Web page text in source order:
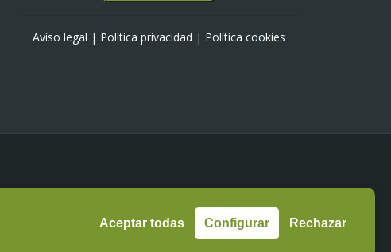
Aceptar todas Configurar Rechazar
Avíso legal | Política privacidad | Política cookies